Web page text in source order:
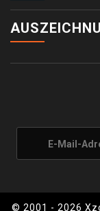
© 2001 - 2026